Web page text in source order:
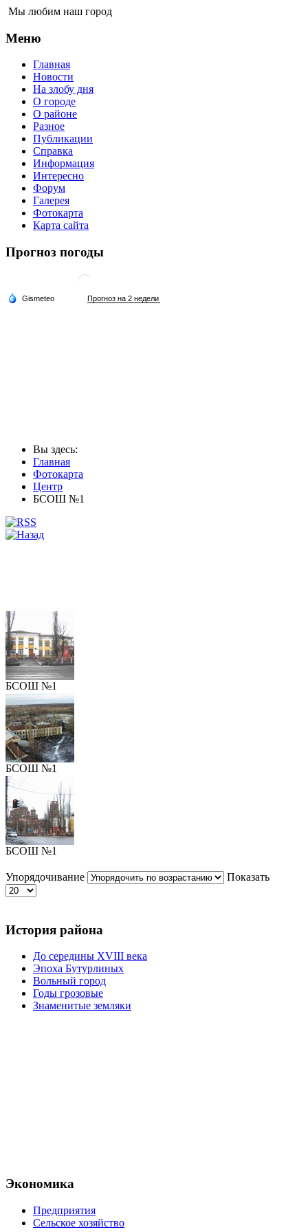
Мы любим наш город
Меню
Главная
Новости
На злобу дня
О городе
О районе
Разное
Публикации
Справка
Информация
Интересно
Форум
Галерея
Фотокарта
Карта сайта
Прогноз погоды
Вы здесь:
Главная
Фотокарта
Центр
БСОШ №1
БСОШ №1
БСОШ №1
БСОШ №1
Упорядочивание Показать
История района
До середины XVIII века
Эпоха Бутурлиных
Вольный город
Годы грозовые
Знаменитые земляки
Экономика
Предприятия
Сельское хозяйство